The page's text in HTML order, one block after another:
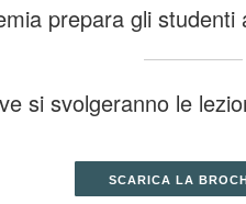
prepara gli
si svolgeranno le
SCARICA LA